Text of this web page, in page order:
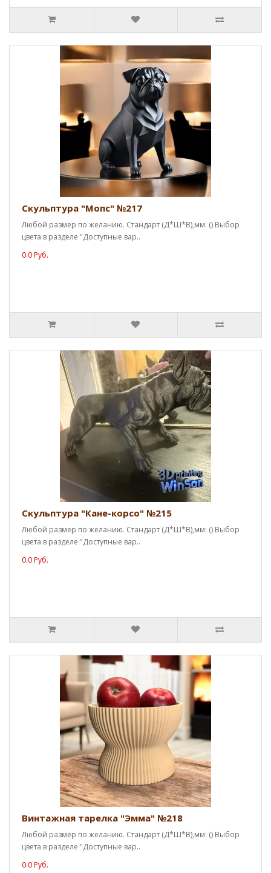
Скульптура "Мопс" №217
Любой размер по желанию. Стандарт (Д*Ш*В),мм: () Выбор
цвета в разделе "Доступные вар..
0.0 Руб.
Скульптура "Кане-корсо" №215
Любой размер по желанию. Стандарт (Д*Ш*В),мм: () Выбор
цвета в разделе "Доступные вар..
0.0 Руб.
Винтажная тарелка "Эмма" №218
Любой размер по желанию. Стандарт (Д*Ш*В),мм: () Выбор
цвета в разделе "Доступные вар..
0.0 Руб.